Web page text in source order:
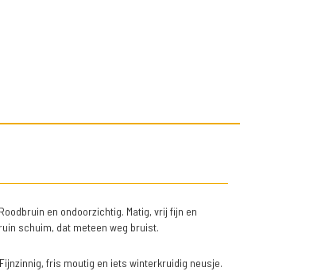
en ondoorzichtig. Matig, vrij fijn en
schuim, dat meteen weg bruist.
Fijnzinnig, fris moutig en iets winterkruidig neusje.